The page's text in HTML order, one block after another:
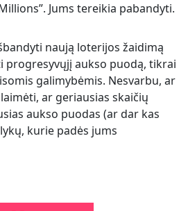
Jums tereikia pabandyti.
naują loterijos žaidimą
progresyvųjį aukso puodą, tikrai
galimybėmis. Nesvarbu, ar
ar geriausias skaičių
aukso puodas (ar dar kas
kurie padės jums